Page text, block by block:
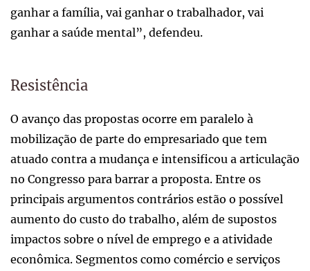
ganhar a família, vai ganhar o trabalhador, vai
ganhar a saúde mental”, defendeu.
Resistência
O avanço das propostas ocorre em paralelo à
mobilização de parte do empresariado que tem
atuado contra a mudança e intensificou a articulação
no Congresso para barrar a proposta. Entre os
principais argumentos contrários estão o possível
aumento do custo do trabalho, além de supostos
impactos sobre o nível de emprego e a atividade
econômica. Segmentos como comércio e serviços